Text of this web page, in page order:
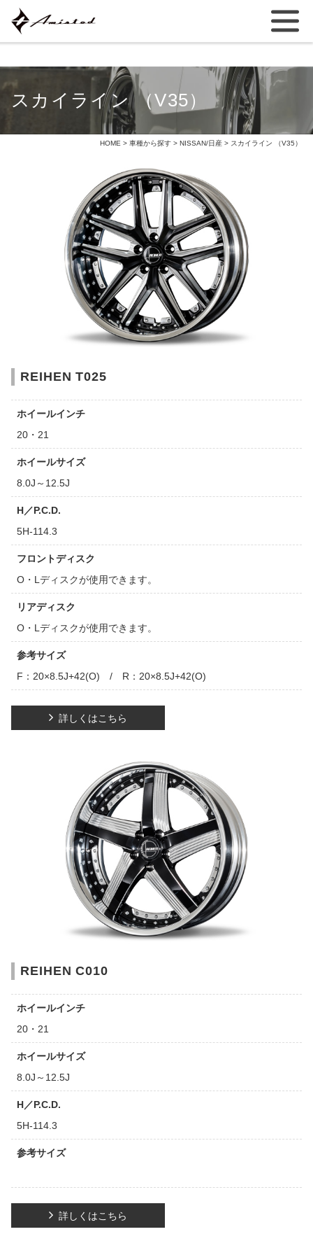
スカイライン （V35）
HOME > 車種から探す > NISSAN/日産 > スカイライン （V35）
REIHEN T025
ホイールインチ
20・21
ホイールサイズ
8.0J～12.5J
H／P.C.D.
5H-114.3
フロントディスク
O・Lディスクが使用できます。
リアディスク
O・Lディスクが使用できます。
参考サイズ
F：20×8.5J+42(O) / R：20×8.5J+42(O)
詳しくはこちら
REIHEN C010
ホイールインチ
20・21
ホイールサイズ
8.0J～12.5J
H／P.C.D.
5H-114.3
参考サイズ
詳しくはこちら